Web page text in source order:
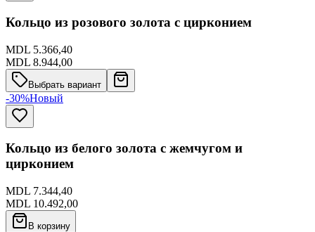
Кольцо из розового золота с цирконием
MDL 5.366,40
MDL 8.944,00
Выбрать вариант
-30%Новый
Кольцо из белого золота с жемчугом и
цирконием
MDL 7.344,40
MDL 10.492,00
В корзину